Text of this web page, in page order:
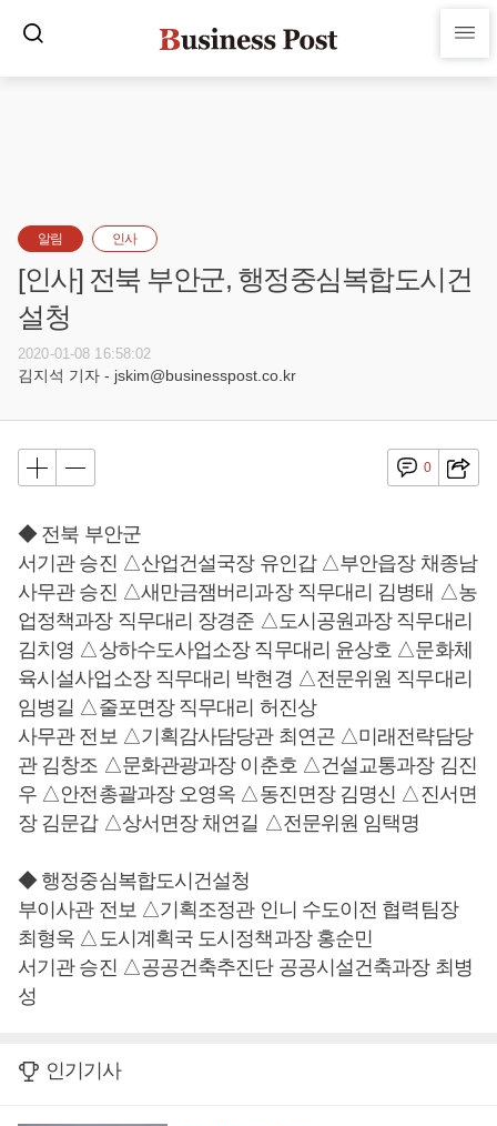
알림 인사
[인사] 전북 부안군, 행정중심복합도시건
설청
2020-01-08 16:58:02
김지석 기자 - jskim@businesspost.co.kr
0
◆ 전북 부안군
서기관 승진 △산업건설국장 유인갑 △부안읍장 채종남
사무관 승진 △새만금잼버리과장 직무대리 김병태 △농
업정책과장 직무대리 장경준 △도시공원과장 직무대리
김치영 △상하수도사업소장 직무대리 윤상호 △문화체
육시설사업소장 직무대리 박현경 △전문위원 직무대리
임병길 △줄포면장 직무대리 허진상
사무관 전보 △기획감사담당관 최연곤 △미래전략담당
관 김창조 △문화관광과장 이춘호 △건설교통과장 김진
우 △안전총괄과장 오영옥 △동진면장 김명신 △진서면
장 김문갑 △상서면장 채연길 △전문위원 임택명
◆ 행정중심복합도시건설청
부이사관 전보 △기획조정관 인니 수도이전 협력팀장
최형욱 △도시계획국 도시정책과장 홍순민
서기관 승진 △공공건축추진단 공공시설건축과장 최병
성
인기기사